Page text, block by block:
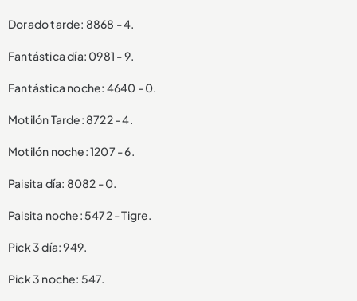
Dorado tarde: 8868 - 4.
Fantástica día: 0981 - 9.
Fantástica noche: 4640 - 0.
Motilón Tarde: 8722 - 4.
Motilón noche: 1207 - 6.
Paisita día: 8082 - 0.
Paisita noche: 5472 - Tigre.
Pick 3 día: 949.
Pick 3 noche: 547.